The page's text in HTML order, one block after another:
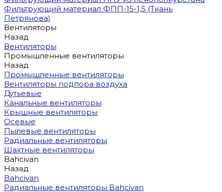
Фильтрующий материал ФПП-15-1,5 (Ткань
Петрянова)
Вентиляторы
Назад
Вентиляторы
Промышленные вентиляторы
Назад
Промышленные вентиляторы
Вентиляторы подпора воздуха
Дутьевые
Канальные вентиляторы
Крышные вентиляторы
Осевые
Пылевые вентиляторы
Радиальные вентиляторы
Шахтные вентиляторы
Bahcivan
Назад
Bahcivan
Радиальные вентиляторы Bahcivan